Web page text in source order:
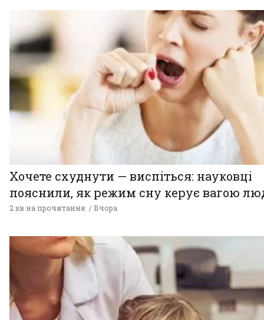
Хочете схуднути — виспіться: науковці
пояснили, як режим сну керує вагою
2 хв на прочитання Вчора